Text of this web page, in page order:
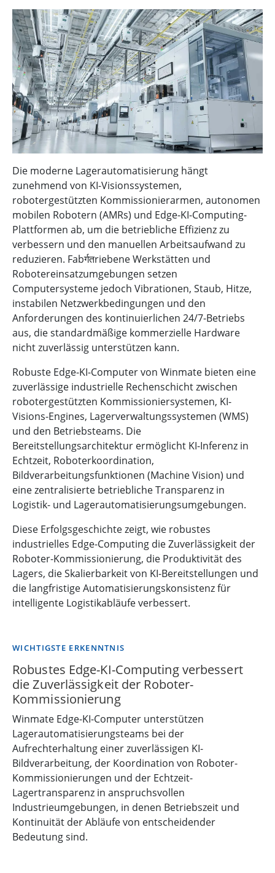
Die moderne Lagerautomatisierung hängt
zunehmend von KI-Visionssystemen,
robotergestützten Kommissionierarmen, autonomen
mobilen Robotern (AMRs) und Edge-KI-Computing-
Plattformen ab, um die betriebliche Effizienz zu
verbessern und den manuellen Arbeitsaufwand zu
reduzieren. Fabर्गतriebene Werkstätten und
Robotereinsatzumgebungen setzen
Computersysteme jedoch Vibrationen, Staub, Hitze,
instabilen Netzwerkbedingungen und den
Anforderungen des kontinuierlichen 24/7-Betriebs
aus, die standardmäßige kommerzielle Hardware
nicht zuverlässig unterstützen kann.
Robuste Edge-KI-Computer von Winmate bieten eine
zuverlässige industrielle Rechenschicht zwischen
robotergestützten Kommissioniersystemen, KI-
Visions-Engines, Lagerverwaltungssystemen (WMS)
und den Betriebsteams. Die
Bereitstellungsarchitektur ermöglicht KI-Inferenz in
Echtzeit, Roboterkoordination,
Bildverarbeitungsfunktionen (Machine Vision) und
eine zentralisierte betriebliche Transparenz in
Logistik- und Lagerautomatisierungsumgebungen.
Diese Erfolgsgeschichte zeigt, wie robustes
industrielles Edge-Computing die Zuverlässigkeit der
Roboter-Kommissionierung, die Produktivität des
Lagers, die Skalierbarkeit von KI-Bereitstellungen und
die langfristige Automatisierungskonsistenz für
intelligente Logistikabläufe verbessert.
WICHTIGSTE ERKENNTNIS
Robustes Edge-KI-Computing verbessert
die Zuverlässigkeit der Roboter-
Kommissionierung
Winmate Edge-KI-Computer unterstützen
Lagerautomatisierungsteams bei der
Aufrechterhaltung einer zuverlässigen KI-
Bildverarbeitung, der Koordination von Roboter-
Kommissionierungen und der Echtzeit-
Lagertransparenz in anspruchsvollen
Industrieumgebungen, in denen Betriebszeit und
Kontinuität der Abläufe von entscheidender
Bedeutung sind.